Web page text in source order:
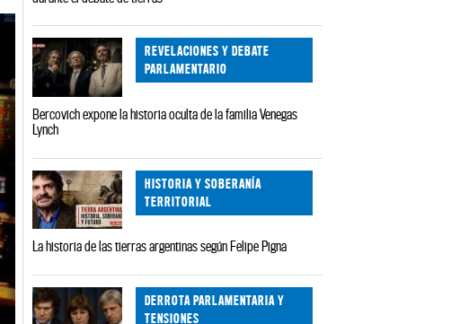
REVELACIONES Y DEBATE
PARLAMENTARIO
Bercovich expone la historia oculta de la familia Venegas
Lynch
HISTORIA Y SOBERANÍA
TERRITORIAL
La historia de las tierras argentinas según Felipe Pigna
DERROTA PARLAMENTARIA Y
TENSIONES